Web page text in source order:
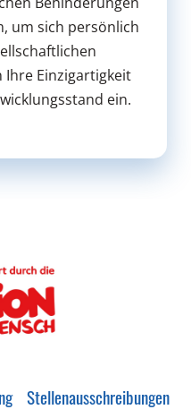
um sich persönlich
Einzigartigkeit
ein.
Stellenausschreibungen